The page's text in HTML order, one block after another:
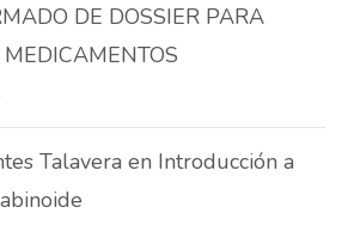
DE DOSSIER PARA
Talavera en Introducción a